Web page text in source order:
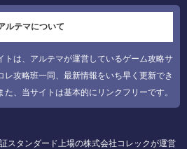
ルテマについて
トは、アルテマが運営しているゲーム攻略サ
レ攻略班一同、最新情報をいち早く更新でき
、当サイトは基本的にリンクフリーです。
スタンダード上場の株式会社コレックが運営